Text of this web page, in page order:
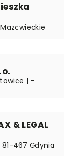
| -
& LEGAL
81-467 Gdynia